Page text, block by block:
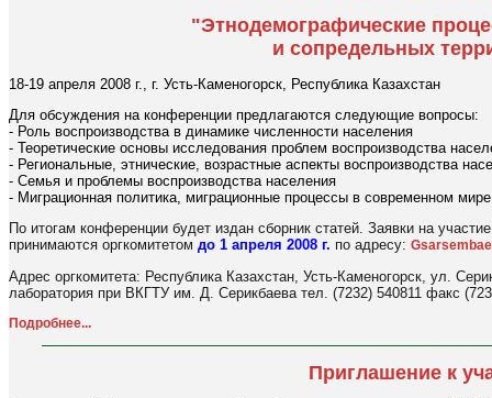
"Этнодемографические
и сопредельных
18-19 апреля 2008 г., г. Усть-Каменогорск, Республика Казахстан
Для обсуждения на конференции предлагаются следующие вопросы:
- Роль воспроизводства в динамике численности населения
- Теоретические основы исследования проблем воспроизводства
- Региональные, этнические, возрастные аспекты воспроизводства
- Семья и проблемы воспроизводства населения
- Миграционная политика, миграционные процессы в современном мире
По итогам конференции будет издан сборник статей. Заявки на
принимаются оргкомитетом до 1 апреля 2008 г. по адресу:
Адрес оргкомитета: Республика Казахстан, Усть-Каменогорск, ул.
лаборатория при ВКГТУ им. Д. Серикбаева тел. (7232) 540811 факс
Подробнее...
Приглашение к